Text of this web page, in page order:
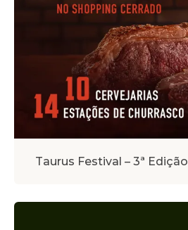
Taurus Festival – 3ª Edição